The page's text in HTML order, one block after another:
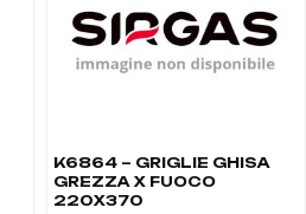
K6864 – GRIGLIE GHISA
GREZZA X FUOCO
220X370